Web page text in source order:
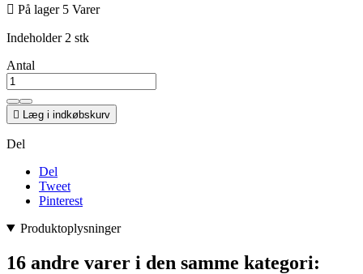
 På lager 5 Varer
Indeholder 2 stk
Antal
 Læg i indkøbskurv
Del
Del
Tweet
Pinterest
Produktoplysninger
16 andre varer i den samme kategori: